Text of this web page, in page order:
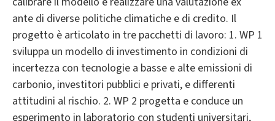
ante di diverse politiche climatiche e di credito. Il
progetto è articolato in tre pacchetti di lavoro: 1. WP 1
sviluppa un modello di investimento in condizioni di
incertezza con tecnologie a basse e alte emissioni di
carbonio, investitori pubblici e privati, e differenti
attitudini al rischio. 2. WP 2 progetta e conduce un
esperimento in laboratorio con studenti universitari,